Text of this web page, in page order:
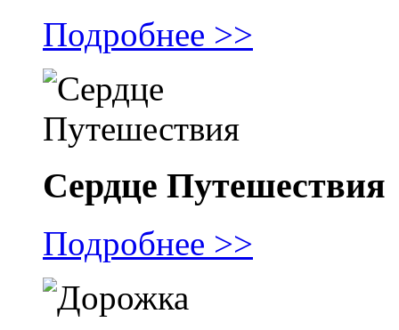
Подробнее >>
Сердце Путешествия
Подробнее >>